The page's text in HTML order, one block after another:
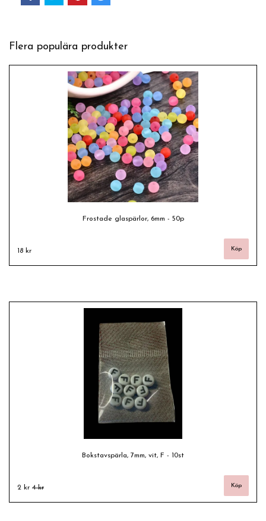
Flera populära produkter
Frostade glaspärlor, 6mm - 50p
18 kr
Bokstavspärla, 7mm, vit, F - 10st
2 kr 4 kr